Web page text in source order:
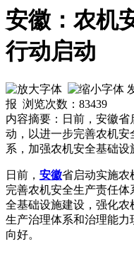
安徽：农机
行动启动
报 浏览次数： 83439
内容摘要：日前，安徽
动，以进一步完善农机
系，加强农机安全基础设
日前， 安徽省启动实施农
完善农机安全生产责任
全基础设施建设，强化
生产治理体系和治理能
向好。